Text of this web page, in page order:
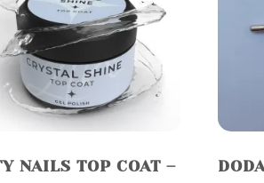
NAILS TOP COAT –